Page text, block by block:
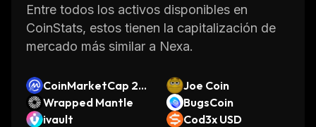
Entre todos los activos disponibles en
CoinStats, estos tienen la capitalización de
mercado más similar a Nexa.
CoinMarketCap 20
Index DTF
Joe Coin
Wrapped Mantle
BugsCoin
ivault
Cod3x USD